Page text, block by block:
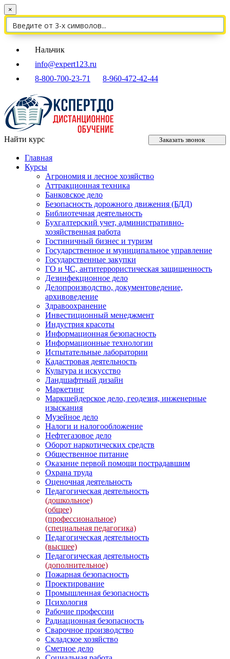
×
Нальчик
info@expert123.ru
8-800-700-23-71
8-960-472-42-44
Найти курс Заказать звонок
Главная
Курсы
Агрономия и лесное хозяйство
Аттракционная техника
Банковское дело
Безопасность дорожного движения (БДД)
Библиотечная деятельность
Бухгалтерский учет, административно-
хозяйственная работа
Гостиничный бизнес и туризм
Государственное и муниципальное управление
Государственные закупки
ГО и ЧС, антитеррористическая защищенность
Дезинфекционное дело
Делопроизводство, документоведение,
архивоведение
Здравоохранение
Инвестиционный менеджмент
Индустрия красоты
Информационная безопасность
Информационные технологии
Испытательные лаборатории
Кадастровая деятельность
Культура и искусство
Ландшафтный дизайн
Маркетинг
Маркшейдерское дело, геодезия, инженерные
изыскания
Музейное дело
Налоги и налогообложение
Нефтегазовое дело
Оборот наркотических средств
Общественное питание
Оказание первой помощи пострадавшим
Охрана труда
Оценочная деятельность
Педагогическая деятельность
(дошкольное)
(общее)
(профессиональное)
(специальная педагогика)
Педагогическая деятельность
(высшее)
Педагогическая деятельность
(дополнительное)
Пожарная безопасность
Проектирование
Промышленная безопасность
Психология
Рабочие профессии
Радиационная безопасность
Сварочное производство
Складское хозяйство
Сметное дело